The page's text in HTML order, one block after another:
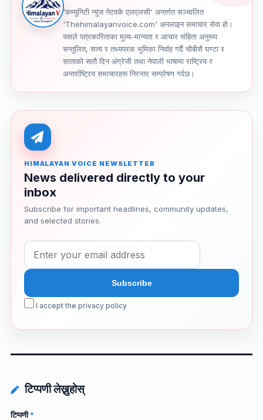
'कम्युनिटी न्युज नेटवर्क एलएलसी' अन्तर्गत सञ्चालित
'Thehimalayanvoice.com' अनलाइन समाचार सेवा हो।
यसले पत्रकारिताका मूल्य-मान्यता र आचार संहिता अनुरूप
सन्तुलित, सत्य र तथ्यपरक भूमिका निर्वाह गर्दै चौबीसै घण्टा र
साताको सातै दिन अंग्रेजी तथा नेपाली भाषामा राष्ट्रिय र
अन्तर्राष्ट्रिय समाचारहरू निरन्तर सम्प्रेषण गर्दछ।
HIMALAYAN VOICE NEWSLETTER
News delivered directly to your
inbox
Subscribe for important headlines, community updates,
and selected stories.
I accept the privacy policy
टिप्पणी लेख्नुहोस्
टिप्पणी*